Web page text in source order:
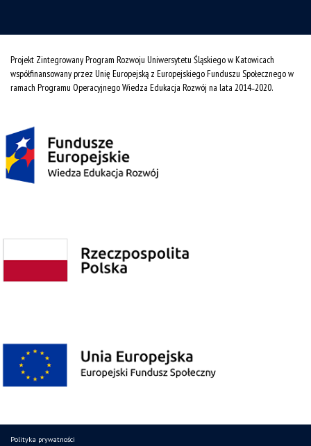
Projekt Zintegrowany Program Rozwoju Uniwersytetu Śląskiego w Katowicach
współfinansowany przez Unię Europejską z Europejskiego Funduszu Społecznego w
ramach Programu Operacyjnego Wiedza Edukacja Rozwój na lata 2014˗2020.
Polityka prywatności